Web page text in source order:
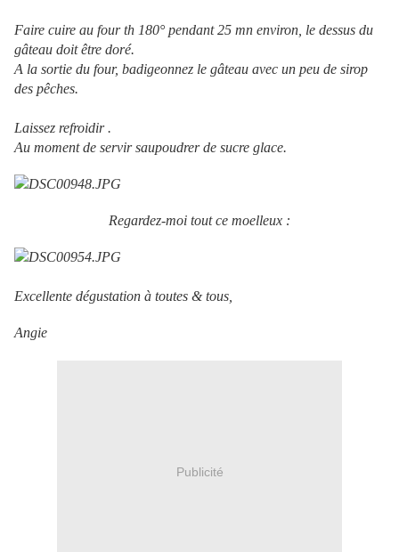
Faire cuire au four th 180° pendant 25 mn environ, le dessus du
gâteau doit être doré.
A la sortie du four, badigeonnez le gâteau avec un peu de sirop
des pêches.
Laissez refroidir .
Au moment de servir saupoudrer de sucre glace.
Regardez-moi tout ce moelleux :
Excellente dégustation à toutes & tous,
Angie
Publicité